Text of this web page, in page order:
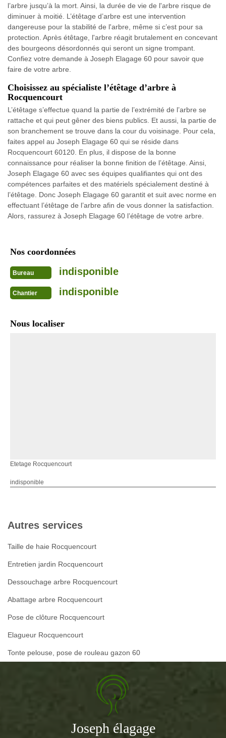
l’arbre jusqu’à la mort. Ainsi, la durée de vie de l'arbre risque de
diminuer à moitié. L’étêtage d’arbre est une intervention
dangereuse pour la stabilité de l'arbre, même si c’est pour sa
protection. Après étêtage, l'arbre réagit brutalement en concevant
des bourgeons désordonnés qui seront un signe trompant.
Confiez votre demande à Joseph Elagage 60 pour savoir que
faire de votre arbre.
Choisissez au spécialiste l’étêtage d’arbre à
Rocquencourt
L’étêtage s’effectue quand la partie de l’extrémité de l’arbre se
rattache et qui peut gêner des biens publics. Et aussi, la partie de
son branchement se trouve dans la cour du voisinage. Pour cela,
faites appel au Joseph Elagage 60 qui se réside dans
Rocquencourt 60120. En plus, il dispose de la bonne
connaissance pour réaliser la bonne finition de l’étêtage. Ainsi,
Joseph Elagage 60 avec ses équipes qualifiantes qui ont des
compétences parfaites et des matériels spécialement destiné à
l’étêtage. Donc Joseph Elagage 60 garantit et suit avec norme en
effectuant l’étêtage de l’arbre afin de vous donner la satisfaction.
Alors, rassurez à Joseph Elagage 60 l’étêtage de votre arbre.
Nos coordonnées
Bureau indisponible
Chantier indisponible
Nous localiser
Etetage Rocquencourt
indisponible
Autres services
Taille de haie Rocquencourt
Entretien jardin Rocquencourt
Dessouchage arbre Rocquencourt
Abattage arbre Rocquencourt
Pose de clôture Rocquencourt
Elagueur Rocquencourt
Tonte pelouse, pose de rouleau gazon 60
Joseph élagage